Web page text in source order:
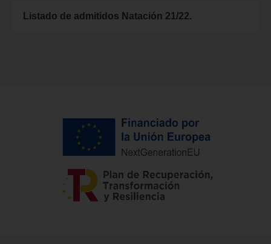
Listado de admitidos Natación 21/22.